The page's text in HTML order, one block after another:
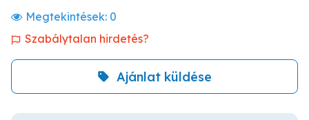
Megtekintések: 0
Szabálytalan hirdetés?
Ajánlat küldése